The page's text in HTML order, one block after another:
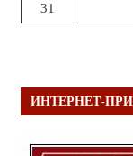
31
ИНТЕРНЕТ-